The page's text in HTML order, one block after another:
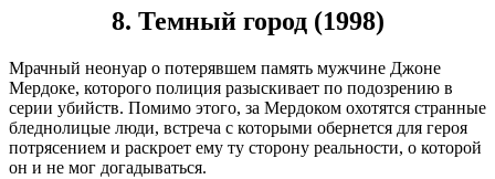
8. Темный город (1998)
Мрачный неонуар о потерявшем память мужчине Джоне
Мердоке, которого полиция разыскивает по подозрению в
серии убийств. Помимо этого, за Мердоком охотятся странные
бледнолицые люди, встреча с которыми обернется для героя
потрясением и раскроет ему ту сторону реальности, о которой
он и не мог догадываться.